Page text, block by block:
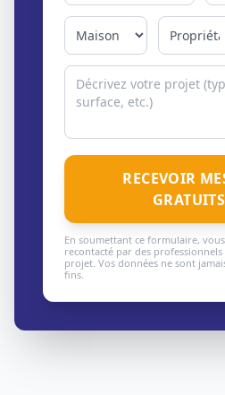
RECEVOIR
En soumettant ce formulaire,
recontacté par des
projet. Vos données ne sont
fins.